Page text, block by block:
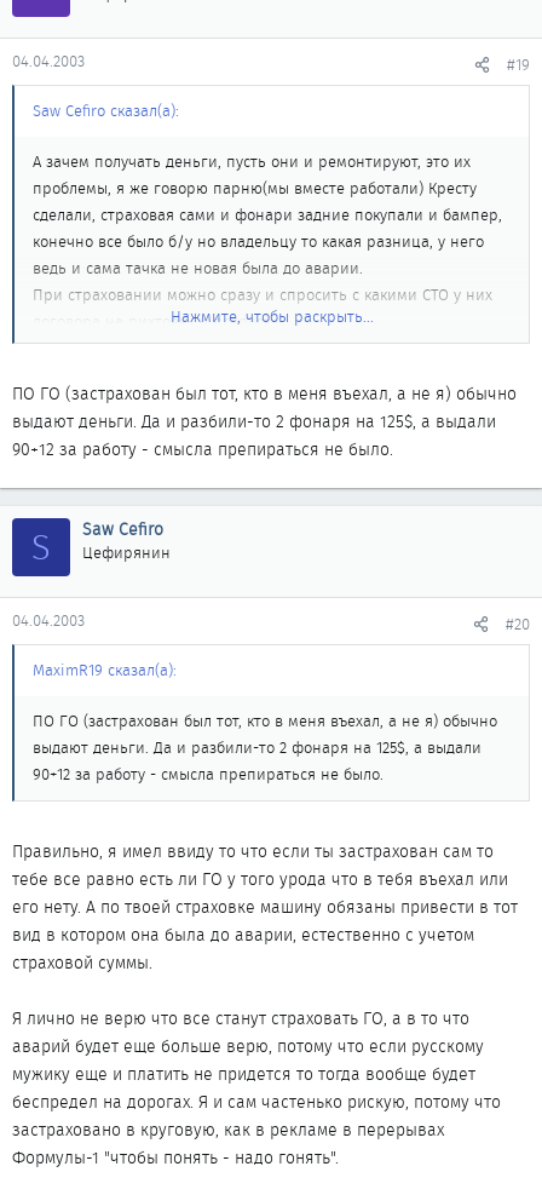
04.04.2003 #19
Saw Cefiro сказал(а):
А зачем получать деньги, пусть они и ремонтируют, это их
проблемы, я же говорю парню(мы вместе работали) Кресту
сделали, страховая сами и фонари задние покупали и бампер,
конечно все было б/у но владельцу то какая разница, у него
ведь и сама тачка не новая была до аварии.
При страховании можно сразу и спросить с какими СТО у них
договора на рихтовку и покраску.
Нажмите, чтобы раскрыть...
ПО ГО (застрахован был тот, кто в меня въехал, а не я) обычно
выдают деньги. Да и разбили-то 2 фонаря на 125$, а выдали
90+12 за работу - смысла препираться не было.
S Saw Cefiro
Цефирянин
04.04.2003 #20
MaximR19 сказал(а):
ПО ГО (застрахован был тот, кто в меня въехал, а не я) обычно
выдают деньги. Да и разбили-то 2 фонаря на 125$, а выдали
90+12 за работу - смысла препираться не было.
Правильно, я имел ввиду то что если ты застрахован сам то
тебе все равно есть ли ГО у того урода что в тебя въехал или
его нету. А по твоей страховке машину обязаны привести в тот
вид в котором она была до аварии, естественно с учетом
страховой суммы.
Я лично не верю что все станут страховать ГО, а в то что
аварий будет еще больше верю, потому что если русскому
мужику еще и платить не придется то тогда вообще будет
беспредел на дорогах. Я и сам частенько рискую, потому что
застраховано в круговую, как в рекламе в перерывах
Формулы-1 "чтобы понять - надо гонять".